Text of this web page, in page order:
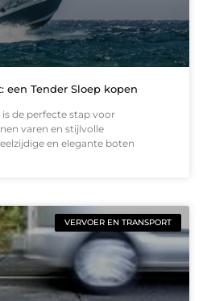
Tender Sloep kopen
is de perfecte stap voor
varen en stijlvolle
en elegante boten
VERVOER EN TRANSPORT